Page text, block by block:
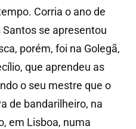
Corria o ano de
se apresentou
porém, foi na Golegã,
que aprendeu as
o seu mestre que o
de bandarilheiro, na
em Lisboa, numa